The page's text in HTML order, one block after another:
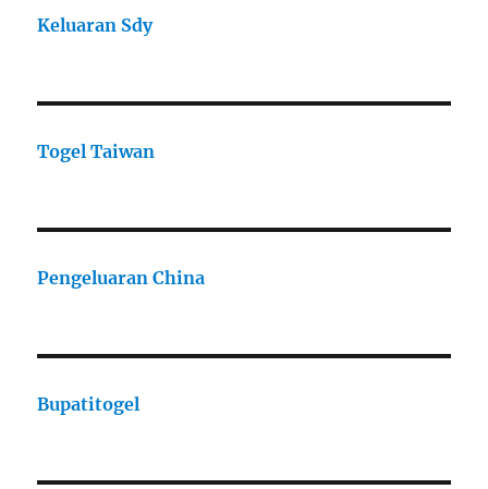
Keluaran Sdy
Togel Taiwan
Pengeluaran China
Bupatitogel